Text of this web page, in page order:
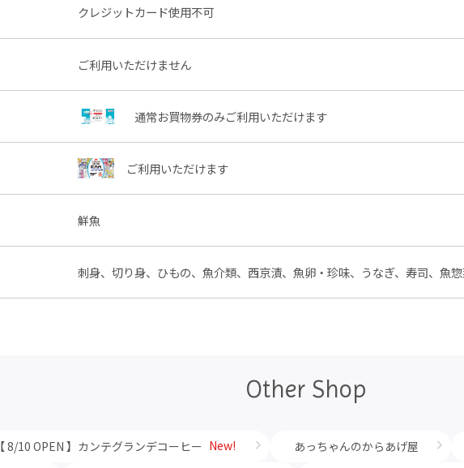
クレジットカード使用不可
ご利用いただけません
通常お買物券のみご利用いただけます
ご利用いただけます
鮮魚
刺身、切り身、ひもの、魚介類、西京漬、魚卵・珍味、うなぎ、寿司、魚
Other Shop
【 8/10 OPEN 】カンテグランデコーヒー New! あっちゃんのからあげ屋